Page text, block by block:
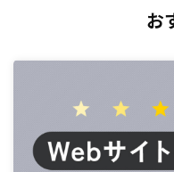
お